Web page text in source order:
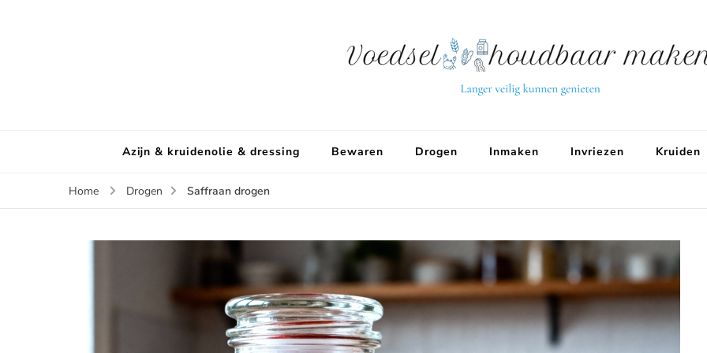
Azijn & kruidenolie & dressing Bewaren Drogen Inmaken Invriezen Kruiden
Home Drogen Saffraan drogen